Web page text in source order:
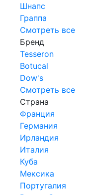
Шнапс
Граппа
Смотреть все
Бренд
Tesseron
Botucal
Dow's
Смотреть все
Страна
Франция
Германия
Ирландия
Италия
Куба
Мексика
Португалия